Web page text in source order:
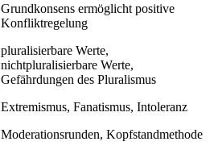
Grundkonsens ermöglicht positive
Konfliktregelung
pluralisierbare Werte,
nichtpluralisierbare Werte,
Gefährdungen des Pluralismus
Extremismus, Fanatismus, Intoleranz
Moderationsrunden, Kopfstandmethode